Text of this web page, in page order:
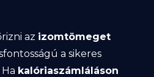
az izomtömeget
a sikeres
Ha kalóriaszámláláson